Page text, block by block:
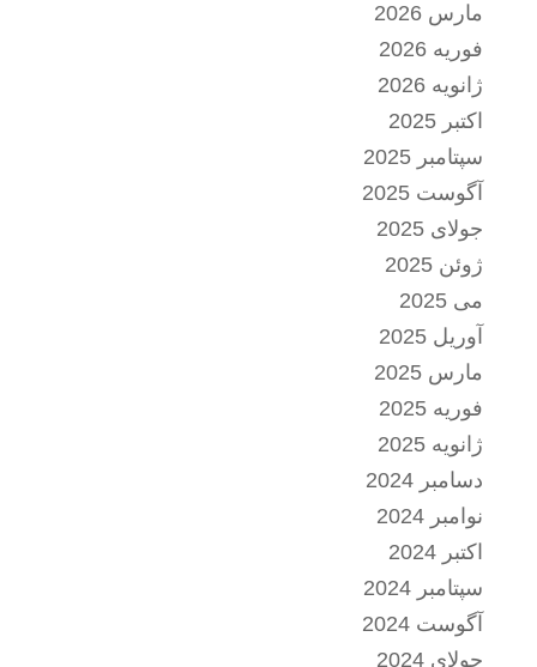
مارس 2026
فوریه 2026
ژانویه 2026
اکتبر 2025
سپتامبر 2025
آگوست 2025
جولای 2025
ژوئن 2025
می 2025
آوریل 2025
مارس 2025
فوریه 2025
ژانویه 2025
دسامبر 2024
نوامبر 2024
اکتبر 2024
سپتامبر 2024
آگوست 2024
جولای 2024